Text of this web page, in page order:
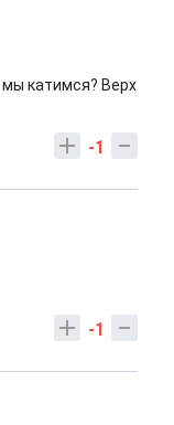
катимся? Верх
-1
-1